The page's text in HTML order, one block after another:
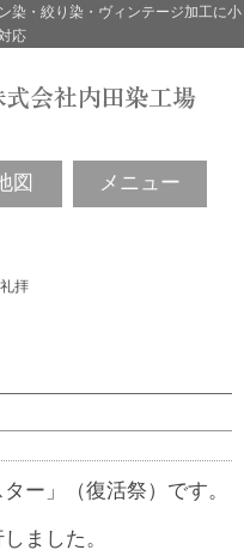
染・絞り染・ヴィンテージ加工に小
応
図 メニュー
拝
ー」（復活祭）です。
ました。